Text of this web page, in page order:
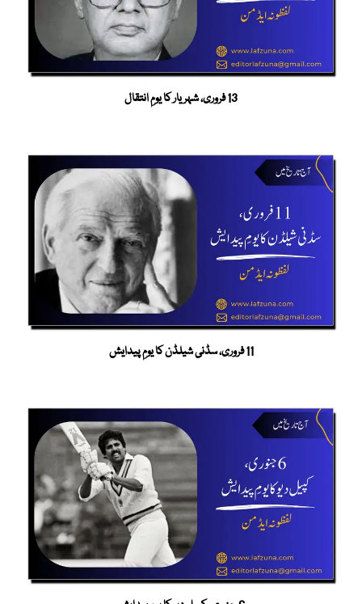
13 فروری، شہریار کا یومِ انتقال
11 فروری، سڈنی شیلڈن کا یومِ پیدایش